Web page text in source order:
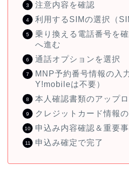
注意内容を確認
利用するSIMの選択（
乗り換える電話番号を
へ進む
通話オプションを選択
MNP予約番号情報の入
Y!mobileは不要）
本人確認書類のアップ
クレジットカード情報
申込み内容確認＆重要
申込み確定で完了